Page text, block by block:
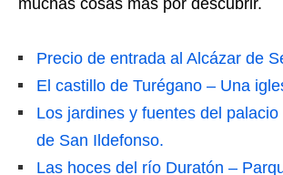
muchas cosas más por descubrir.
Precio de entrada al Alcázar de
El castillo de Turégano – Una
Los jardines y fuentes del
de San Ildefonso.
Las hoces del río Duratón –